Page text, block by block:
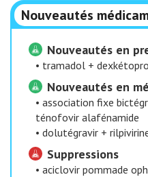
Nouveautés
Nouveautés en
• tramadol +
Nouveautés en
• association fixe
ténofovir alafénamide
• dolutégravir +
Suppressions
• aciclovir pommade